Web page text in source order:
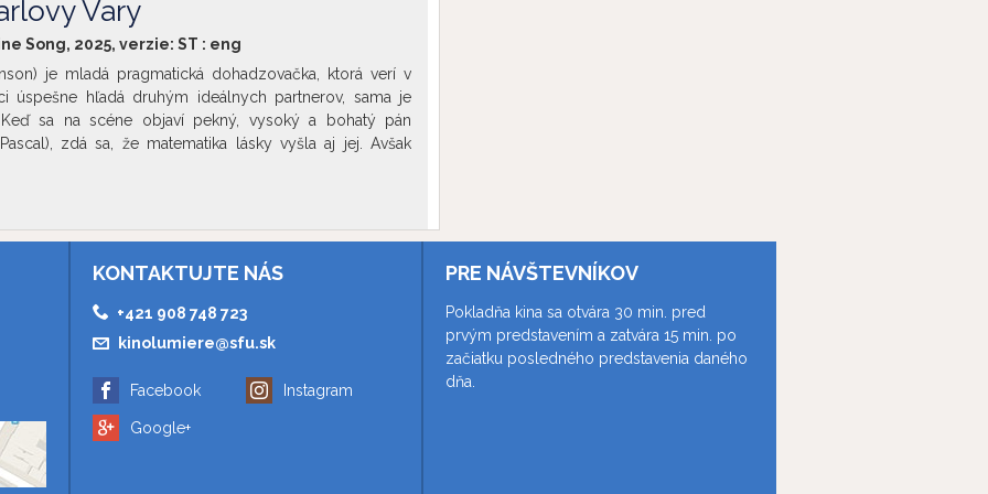
symbolika prelína s rýdzou telesnosťou, však
videnie sveta a jeden z najväčších prísľubov mladého
Urška Djukić sa narodila v roku 1986 v Ľubľane v
na Akadémii umení v Novej Gorici. Jej krátky film Bon
ocenenie za najlepší krátky film na Národnom festivale
roku 2016. Čo ti je, dievča? je jej celovečerný debut.
Vary
Song, 2025, verzie: ST : eng
je mladá pragmatická dohadzovačka, ktorá verí v
úspešne hľadá druhým ideálnych partnerov, sama je
sa na scéne objaví pekný, vysoký a bohatý pán
zdá sa, že matematika lásky vyšla aj jej. Avšak
KONTAKTUJTE NÁS
+421 908 748 723
kinolumiere@sfu.sk
Facebook
Google+
Instagram
PRE NÁVŠTEVNÍKOV
Pokladňa kina sa otvára 30 min. pred
prvým predstavením a zatvára 15 min. po
začiatku posledného predstavenia daného
dňa.